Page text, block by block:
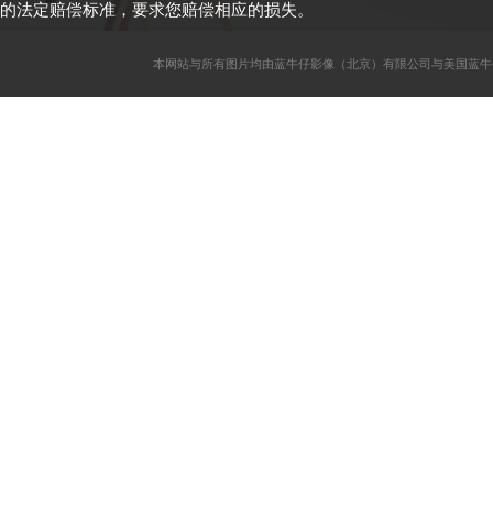
的法定赔偿标准，要求您赔偿相应的损失。
本网站与所有图片均由蓝牛仔影像（北京）有限公司与美国蓝